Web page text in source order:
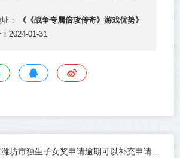
：
《《战争专属倍攻传奇》游戏优势》
2024-01-31
坊市独生子女奖申请逾期可以补充申请吗？